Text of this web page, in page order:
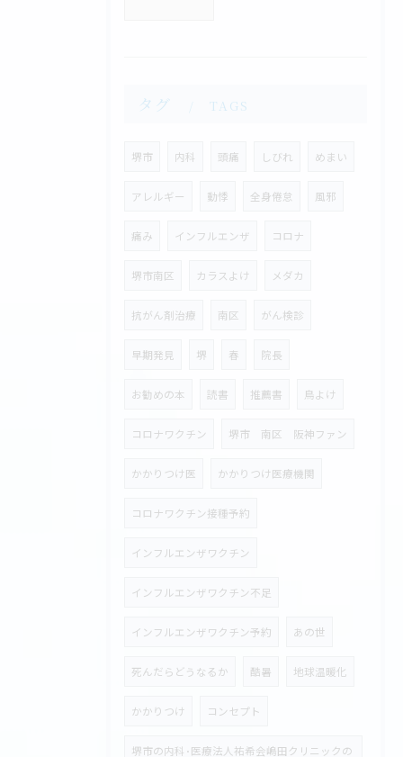
タグ TAGS
堺市 内科 頭痛 しびれ めまい
アレルギー 動悸 全身倦怠 風邪
痛み インフルエンザ コロナ
堺市南区 カラスよけ メダカ
抗がん剤治療 南区 がん検診
早期発見 堺 春 院長
お勧めの本 読書 推薦書 鳥よけ
コロナワクチン 堺市 南区 阪神ファン
かかりつけ医 かかりつけ医療機関
コロナワクチン接種予約
インフルエンザワクチン
インフルエンザワクチン不足
インフルエンザワクチン予約 あの世
死んだらどうなるか 酷暑 地球温暖化
かかりつけ コンセプト
堺市の内科･医療法人祐希会嶋田クリニックの